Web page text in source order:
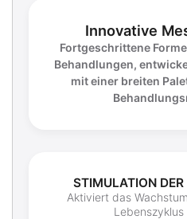
Innovative
Fortgeschrittene
Behandlungen,
mit einer breiten
STIMULATION
Aktiviert das
Lebenszyklus